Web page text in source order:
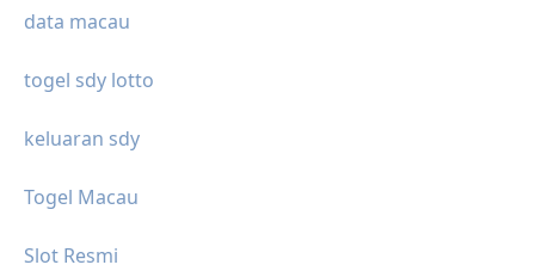
data macau
togel sdy lotto
keluaran sdy
Togel Macau
Slot Resmi